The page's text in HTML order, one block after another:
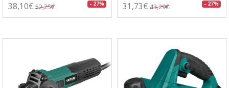
38,10€ 52,25€ - 27% 31,73€ 43,29€ - 27%